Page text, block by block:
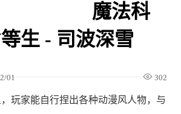
魔法科
生 - 司波深雪
01 302
，玩家能自行捏出各种动漫风人物，与